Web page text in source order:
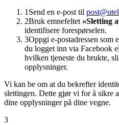
1Send en e-post til
2Bruk emnefeltet «Sletting
identifisere forespørselen.
3Oppgi e-postadressen
du logget inn via Facebook
hvilken tjeneste du brukte,
opplysninger.
Vi kan be om at du bekrefter
slettingen. Dette gjør vi for å sikre
dine opplysninger på dine vegne.
3